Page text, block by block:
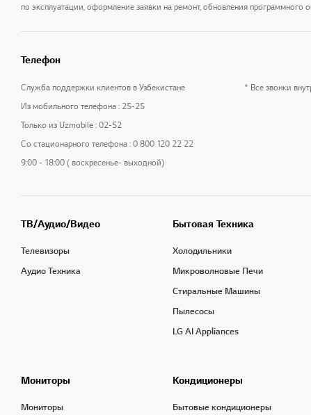
по эксплуатации, оформление заявки на ремонт, обновления
Телефон
Служба поддержки клиентов в Узбекистане
Из мобильного телефона : 25-25
Только из Uzmobile : 02-52
Со стационарного телефона : 0 800 120 22 22
9:00 - 18:00 ( воскресенье- выходной)
* Все звонки
ТВ/Аудио/Видео
Телевизоры
Аудио Техника
Бытовая Техника
Холодильники
Микроволновые Печи
Стиральные Машины
Пылесосы
LG AI Appliances
Мониторы
Мониторы
Кондиционеры
Бытовые кондиционеры